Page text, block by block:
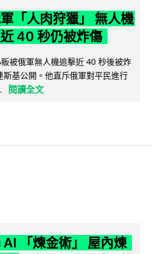
「人肉狩獵」 無人機
40 秒仍被炸傷
被俄軍無人機追擊近 40 秒後被炸
基公開。他直斥俄軍對平民進行
閱讀全文
「煉金術」 屋內煉